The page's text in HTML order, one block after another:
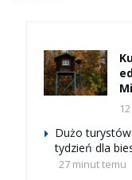
Dużo
tydzień dla
27 minut temu